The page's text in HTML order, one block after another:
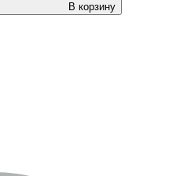
В корзину